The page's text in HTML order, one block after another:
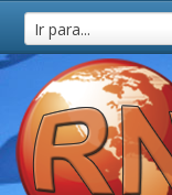
Ir para...